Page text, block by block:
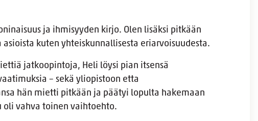
ja ihmisyyden kirjo. Olen lisäksi pitkään
kuten yhteiskunnallisesta eriarvoisuudesta.
jatkoopintoja, Heli löysi pian itsensä
– sekä yliopistoon etta
hän mietti pitkään ja päätyi lopulta hakemaan
vahva toinen vaihtoehto.